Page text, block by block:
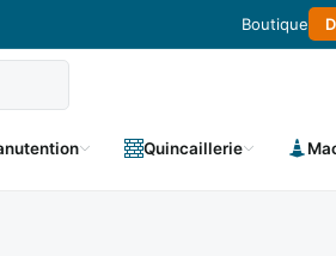
Boutique
Quincaillerie